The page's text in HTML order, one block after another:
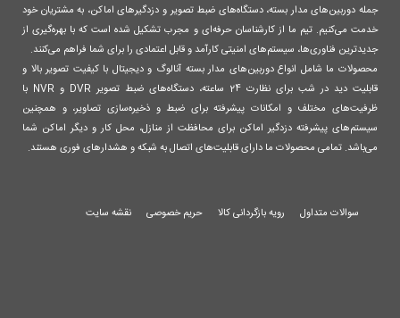
جمله دوربین‌های مدار بسته، دستگاه‌های ضبط تصویر و دزدگیرهای اماکن، به مشتریان خود
خدمت می‌کنیم. تیم ما از کارشناسان حرفه‌ای و مجرب تشکیل شده است که با بهره‌گیری از
جدیدترین فناوری‌ها، سیستم‌های امنیتی کارآمد و قابل اعتمادی را برای شما فراهم می‌کنند.
محصولات ما شامل انواع دوربین‌های مدار بسته آنالوگ و دیجیتال با کیفیت تصویر بالا و
قابلیت دید در شب برای نظارت 24 ساعته، دستگاه‌های ضبط تصویر DVR و NVR با
ظرفیت‌های مختلف و امکانات پیشرفته برای ضبط و ذخیره‌سازی تصاویر، و همچنین
سیستم‌های پیشرفته دزدگیر اماکن برای محافظت از منازل، محل کار و دیگر اماکن شما
می‌باشد. تمامی محصولات ما دارای قابلیت‌های اتصال به شبکه و هشدارهای فوری هستند.
سوالات متداول رویه بازگردانی کالا حریم خصوصی نقشه سایت